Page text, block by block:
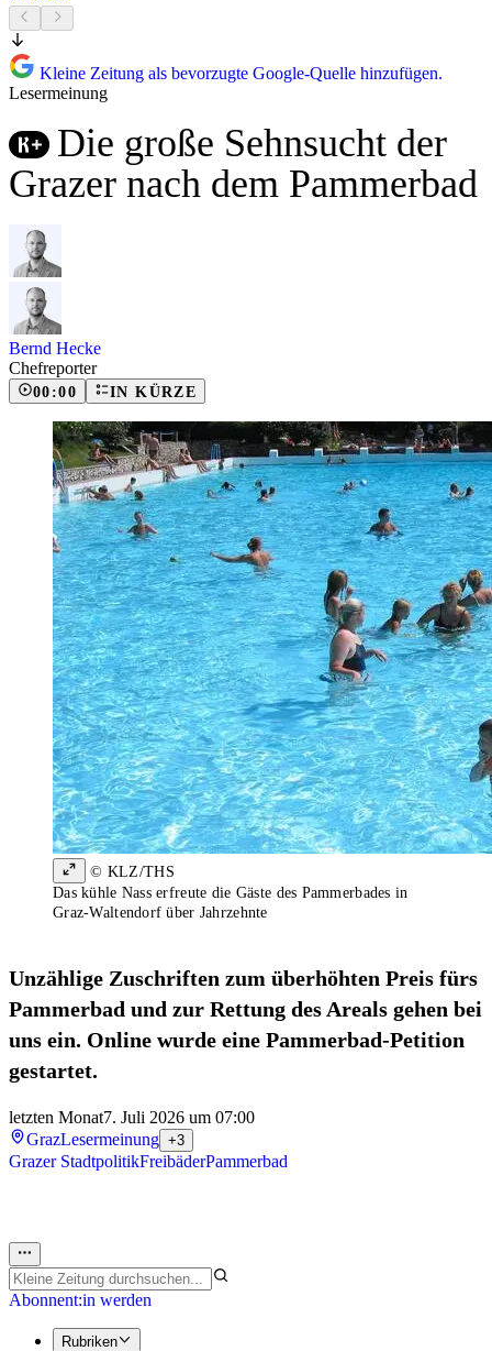
Kleine Zeitung als bevorzugte Google-Quelle hinzufügen.
Lesermeinung
Die große Sehnsucht der
Grazer nach dem Pammerbad
Bernd Hecke
Chefreporter
00:00 IN KÜRZE
© KLZ/THS
Das kühle Nass erfreute die Gäste des Pammerbades in
Graz-Waltendorf über Jahrzehnte
Unzählige Zuschriften zum überhöhten Preis fürs
Pammerbad und zur Rettung des Areals gehen bei
uns ein. Online wurde eine Pammerbad-Petition
gestartet.
letzten Monat7. Juli 2026 um 07:00
GrazLesermeinung +3
Grazer StadtpolitikFreibäderPammerbad
Abonnent:in werden
Rubriken